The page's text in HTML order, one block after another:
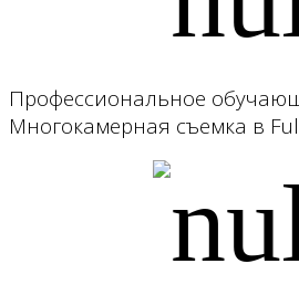
Профессиональное
Многокамерная съемка в